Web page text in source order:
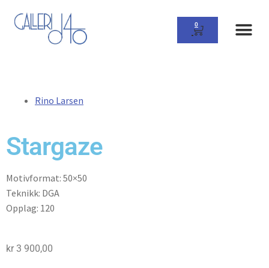
0
Rino Larsen
Stargaze
Motivformat: 50×50
Teknikk: DGA
Opplag: 120
kr 3 900,00